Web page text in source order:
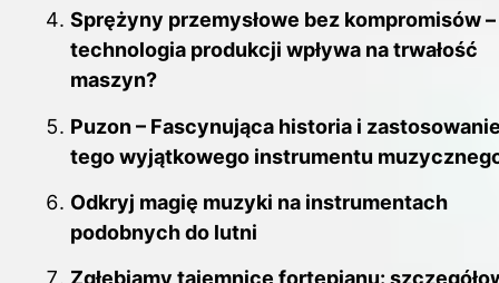
Sprężyny przemysłowe bez kompromisów –
technologia produkcji wpływa na trwałość
maszyn?
Puzon – Fascynująca historia i
tego wyjątkowego instrumentu
Odkryj magię muzyki na instrumentach
podobnych do lutni